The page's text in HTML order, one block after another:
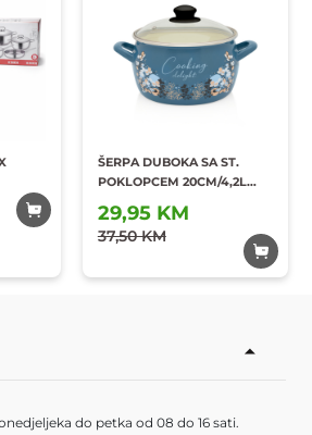
ŠERPA DUBOKA SA ST.
POKLOPCEM 20CM/4,2L
29,95 KM
37,50 KM
Dodaj u
omiljene
do petka od 08 do 16 sati.